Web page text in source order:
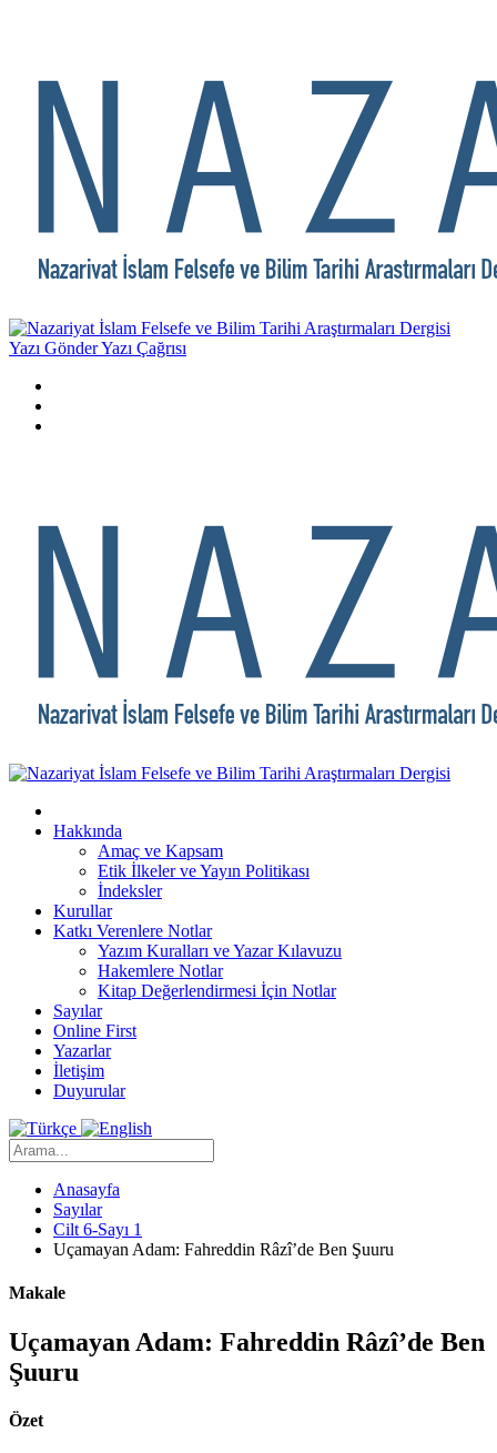
Yazı GönderYazı Çağrısı
Hakkında
Amaç ve Kapsam
Etik İlkeler ve Yayın Politikası
İndeksler
Kurullar
Katkı Verenlere Notlar
Yazım Kuralları ve Yazar Kılavuzu
Hakemlere Notlar
Kitap Değerlendirmesi İçin Notlar
Sayılar
Online First
Yazarlar
İletişim
Duyurular
Anasayfa
Sayılar
Cilt 6-Sayı 1
Uçamayan Adam: Fahreddin Râzî’de Ben Şuuru
Makale
Uçamayan Adam: Fahreddin Râzî’de Ben
Şuuru
Özet